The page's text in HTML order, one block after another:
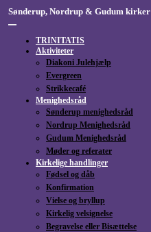
content
Sønderup, Nordrup & Gudum kirker
TRINITATIS
Aktiviteter
Diakoni Julehjælp
Evergreen
Strikkecafé
Menighedsråd
Sønderup menighedsråd
Nordrup Menighedsråd
Gudum Menighedsråd
Møder og referater
Kirkelige handlinger
Fødsel og dåb
Konfirmation
Vielse og bryllup
Kirkelig velsignelse
Begravelse eller Bisættelse